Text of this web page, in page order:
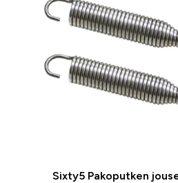
Sixty5 Pakoputken